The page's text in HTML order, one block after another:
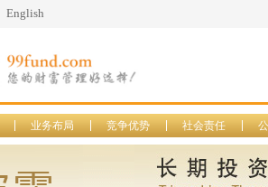
English
业务布局 竞争优势 社会责任